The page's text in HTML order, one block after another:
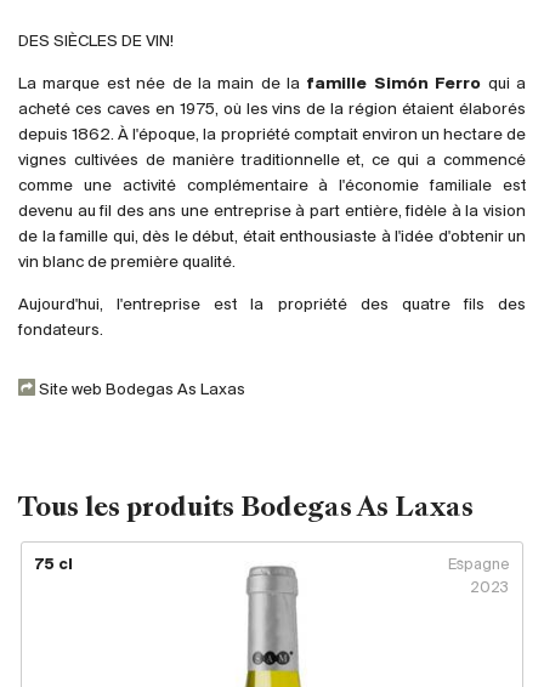
Australie
Autriche
Brésil
États-Unis
Hongrie
Liban
Nouvelle Zélande
Portugal
DES SIÈCLES DE VIN!
La marque est née de la main de la famille Simón Ferro qui a
acheté ces caves en 1975, où les vins de la région étaient élaborés
depuis 1862. À l'époque, la propriété comptait environ un hectare de
vignes cultivées de manière traditionnelle et, ce qui a commencé
comme une activité complémentaire à l'économie familiale est
devenu au fil des ans une entreprise à part entière, fidèle à la vision
de la famille qui, dès le début, était enthousiaste à l'idée d'obtenir un
vin blanc de première qualité.
Aujourd'hui, l'entreprise est la propriété des quatre fils des
fondateurs.
Site web Bodegas As Laxas
Tous les produits Bodegas As Laxas
75 cl
Espagne
2023